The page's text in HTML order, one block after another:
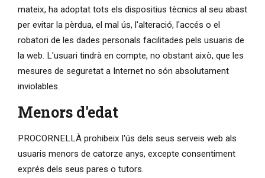
mateix, ha adoptat tots els dispositius tècnics al seu abast
per evitar la pèrdua, el mal ús, l'alteració, l'accés o el
robatori de les dades personals facilitades pels usuaris de
la web. L'usuari tindrà en compte, no obstant això, que les
mesures de seguretat a Internet no són absolutament
inviolables.
Menors d'edat
PROCORNELLÀ prohibeix l'ús dels seus serveis web als
usuaris menors de catorze anys, excepte consentiment
exprés dels seus pares o tutors.